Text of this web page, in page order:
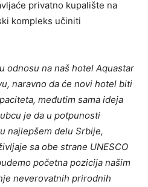
privatno kupalište na
kompleks učiniti
odnosu na naš hotel Aquastar
naravno da će novi hotel biti
međutim sama ideja
je da u potpunosti
najlepšem delu Srbije,
sa obe strane UNESCO
početna pozicija našim
neverovatnih prirodnih